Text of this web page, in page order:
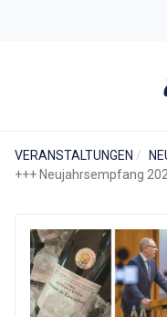
VERANSTALTUNGEN
+++ Neujahrsempfang